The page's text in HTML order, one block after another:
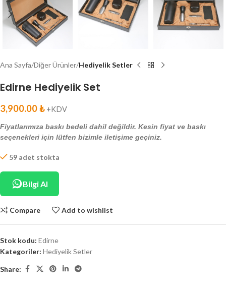
Ana Sayfa Diğer Ürünler Hediyelik Setler
Edirne Hediyelik Set
3,900.00₺ +KDV
Fiyatlarımıza baskı bedeli dahil değildir. Kesin fiyat ve baskı
seçenekleri için lütfen bizimle iletişime geçiniz.
59 adet stokta
Bilgi Al
Compare Add to wishlist
Stok kodu: Edirne
Kategoriler: Hediyelik Setler
Share: